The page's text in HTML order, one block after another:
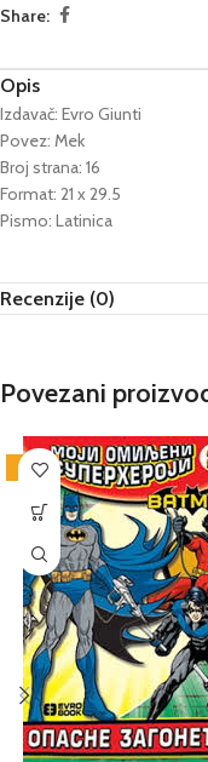
Share:
Opis
Izdavač: Evro Giunti
Povez: Mek
Broj strana: 16
Format: 21 x 29.5
Pismo: Latinica
Recenzije (0)
Povezani
-25%